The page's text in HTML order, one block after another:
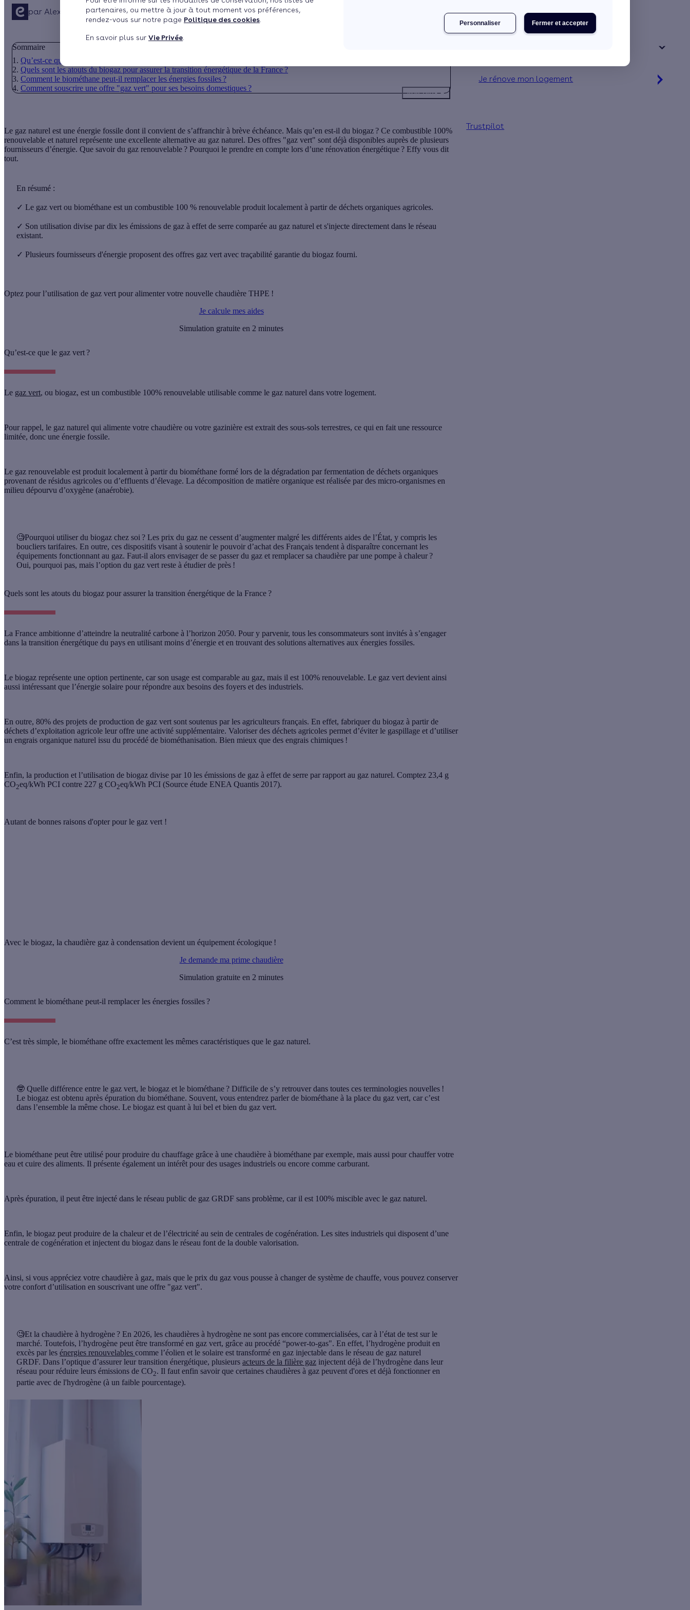
partenaires, ou mettre à jour à tout moment vos préférences,
rendez-vous sur notre page Politique des cookies
En savoir plus sur Vie Privée
Fermer et accepter
Personnaliser
par Alexandra Stoecklin 6 min de lecture
Sommaire
Qu’est-ce que le gaz vert ?
Quels sont les atouts du biogaz pour assurer la transition énergétique de la France ?
Comment le biométhane peut-il remplacer les énergies fossiles ?
Comment souscrire une offre "gaz vert" pour ses besoins domestiques ?
Voir plus
Le gaz naturel est une énergie fossile dont il convient de s’affranchir à brève échéance. Mais qu’en est-il du biogaz ? Ce combustible 100%
renouvelable et naturel représente une excellente alternative au gaz naturel. Des offres "gaz vert" sont déjà disponibles auprès de plusieurs
fournisseurs d’énergie. Que savoir du gaz renouvelable ? Pourquoi le prendre en compte lors d’une rénovation énergétique ? Effy vous dit
tout.
En résumé :
✓ Le gaz vert ou biométhane est un combustible 100 % renouvelable produit localement à partir de déchets organiques agricoles.
✓ Son utilisation divise par dix les émissions de gaz à effet de serre comparée au gaz naturel et s'injecte directement dans le réseau
existant.
✓ Plusieurs fournisseurs d'énergie proposent des offres gaz vert avec traçabilité garantie du biogaz fourni.
Optez pour l’utilisation de gaz vert pour alimenter votre nouvelle chaudière THPE !
Je calcule mes aides
Simulation gratuite en 2 minutes
Qu’est-ce que le gaz vert ?
Le gaz vert, ou biogaz, est un combustible 100% renouvelable utilisable comme le gaz naturel dans votre logement.
Pour rappel, le gaz naturel qui alimente votre chaudière ou votre gazinière est extrait des sous-sols terrestres, ce qui en fait une ressource
limitée, donc une énergie fossile.
Le gaz renouvelable est produit localement à partir du biométhane formé lors de la dégradation par fermentation de déchets organiques
provenant de résidus agricoles ou d’effluents d’élevage. La décomposition de matière organique est réalisée par des micro-organismes en
milieu dépourvu d’oxygène (anaérobie).
🧐Pourquoi utiliser du biogaz chez soi ? Les prix du gaz ne cessent d’augmenter malgré les différents aides de l’État, y compris les
boucliers tarifaires. En outre, ces dispositifs visant à soutenir le pouvoir d’achat des Français tendent à disparaître concernant les
équipements fonctionnant au gaz. Faut-il alors envisager de se passer du gaz et remplacer sa chaudière par une pompe à chaleur ?
Oui, pourquoi pas, mais l’option du gaz vert reste à étudier de près !
Quels sont les atouts du biogaz pour assurer la transition énergétique de la France ?
La France ambitionne d’atteindre la neutralité carbone à l’horizon 2050. Pour y parvenir, tous les consommateurs sont invités à s’engager
dans la transition énergétique du pays en utilisant moins d’énergie et en trouvant des solutions alternatives aux énergies fossiles.
Le biogaz représente une option pertinente, car son usage est comparable au gaz, mais il est 100% renouvelable. Le gaz vert devient ainsi
aussi intéressant que l’énergie solaire pour répondre aux besoins des foyers et des industriels.
En outre, 80% des projets de production de gaz vert sont soutenus par les agriculteurs français. En effet, fabriquer du biogaz à partir de
déchets d’exploitation agricole leur offre une activité supplémentaire. Valoriser des déchets agricoles permet d’éviter le gaspillage et d’utiliser
un engrais organique naturel issu du procédé de biométhanisation. Bien mieux que des engrais chimiques !
Enfin, la production et l’utilisation de biogaz divise par 10 les émissions de gaz à effet de serre par rapport au gaz naturel. Comptez 23,4 g
CO2eq/kWh PCI contre 227 g CO2eq/kWh PCI (Source étude ENEA Quantis 2017).
Autant de bonnes raisons d'opter pour le gaz vert !
Avec le biogaz, la chaudière gaz à condensation devient un équipement écologique !
Je demande ma prime chaudière
Simulation gratuite en 2 minutes
Comment le biométhane peut-il remplacer les énergies fossiles ?
C’est très simple, le biométhane offre exactement les mêmes caractéristiques que le gaz naturel.
🤓 Quelle différence entre le gaz vert, le biogaz et le biométhane ? Difficile de s’y retrouver dans toutes ces terminologies nouvelles !
Le biogaz est obtenu après épuration du biométhane. Souvent, vous entendrez parler de biométhane à la place du gaz vert, car c’est
dans l’ensemble la même chose. Le biogaz est quant à lui bel et bien du gaz vert.
Le biométhane peut être utilisé pour produire du chauffage grâce à une chaudière à biométhane par exemple, mais aussi pour chauffer votre
eau et cuire des aliments. Il présente également un intérêt pour des usages industriels ou encore comme carburant.
Après épuration, il peut être injecté dans le réseau public de gaz GRDF sans problème, car il est 100% miscible avec le gaz naturel.
Enfin, le biogaz peut produire de la chaleur et de l’électricité au sein de centrales de cogénération. Les sites industriels qui disposent d’une
centrale de cogénération et injectent du biogaz dans le réseau font de la double valorisation.
Ainsi, si vous appréciez votre chaudière à gaz, mais que le prix du gaz vous pousse à changer de système de chauffe, vous pouvez conserver
votre confort d’utilisation en souscrivant une offre "gaz vert".
🧐Et la chaudière à hydrogène ? En 2026, les chaudières à hydrogène ne sont pas encore commercialisées, car à l’état de test sur le
marché. Toutefois, l’hydrogène peut être transformé en gaz vert, grâce au procédé “power-to-gas". En effet, l’hydrogène produit en
excès par les énergies renouvelables comme l’éolien et le solaire est transformé en gaz injectable dans le réseau de gaz naturel
GRDF. Dans l’optique d’assurer leur transition énergétique, plusieurs acteurs de la filière gaz injectent déjà de l’hydrogène dans leur
réseau pour réduire leurs émissions de CO2. Il faut enfin savoir que certaines chaudières à gaz peuvent d'ores et déjà fonctionner en
partie avec de l'hydrogène (à un faible pourcentage).
Une maison
Un appartement
Votre logement a été construit :
Je rénove mon logement
Trustpilot